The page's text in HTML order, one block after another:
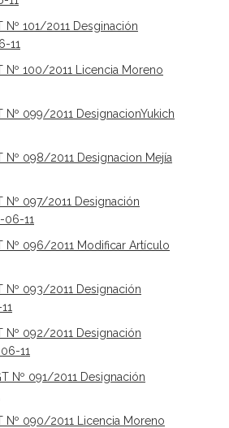
Nº 101/2011 Desginación
11
Nº 100/2011 Licencia Moreno
Nº 099/2011 DesignacionYukich
Nº 098/2011 Designacion Mejía
Nº 097/2011 Designación
06-11
Nº 096/2011 Modificar Artículo
Nº 093/2011 Designación
Nº 092/2011 Designación
11
Nº 091/2011 Designación
Nº 090/2011 Licencia Moreno